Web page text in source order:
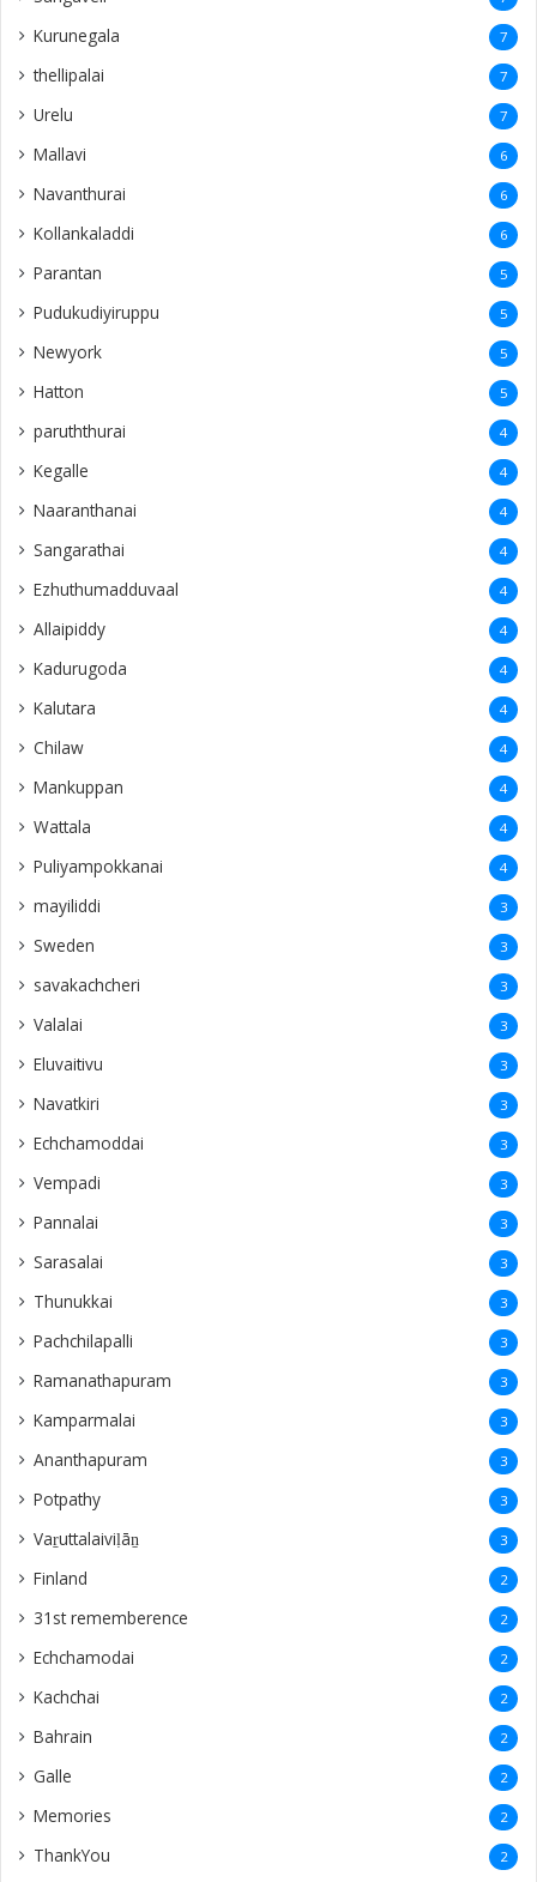
Kurunegala 7
thellipalai 7
Urelu 7
Mallavi 6
Navanthurai 6
Kollankaladdi 6
Parantan 5
Pudukudiyiruppu 5
Newyork 5
Hatton 5
paruththurai 4
Kegalle 4
Naaranthanai 4
Sangarathai 4
Ezhuthumadduvaal 4
Allaipiddy 4
Kadurugoda 4
Kalutara 4
Chilaw 4
Mankuppan 4
Wattala 4
Puliyampokkanai 4
mayiliddi 3
Sweden 3
savakachcheri 3
Valalai 3
Eluvaitivu 3
Navatkiri 3
Echchamoddai 3
Vempadi 3
Pannalai 3
Sarasalai 3
Thunukkai 3
Pachchilapalli 3
Ramanathapuram 3
Kamparmalai 3
Ananthapuram 3
‎Potpathy 3
Vaṟuttalaiviḷāṉ 3
Finland 2
31st rememberence 2
Echchamodai 2
Kachchai 2
Bahrain 2
Galle 2
Memories 2
ThankYou 2